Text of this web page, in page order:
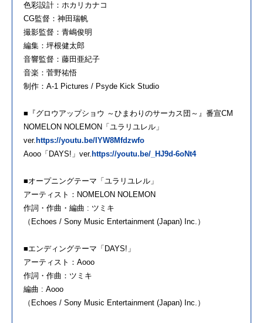
色彩設計：ホカリカナコ
CG監督：神田瑞帆
撮影監督：青嶋俊明
編集：坪根健太郎
音響監督：藤田亜紀子
音楽：菅野祐悟
制作：A-1 Pictures / Psyde Kick Studio
■『グロウアップショウ ～ひまわりのサーカス団～』番宣CM
NOMELON NOLEMON「ユラリユレル」
ver. https://youtu.be/IYW8Mfdzwfo
Aooo「DAYS!」ver. https://youtu.be/_HJ9d-6oNt4
■オープニングテーマ「ユラリユレル」
アーティスト：NOMELON NOLEMON
作詞・作曲・編曲 : ツミキ
（Echoes / Sony Music Entertainment (Japan) Inc.）
■エンディングテーマ「DAYS!」
アーティスト：Aooo
作詞・作曲：ツミキ
編曲 : Aooo
（Echoes / Sony Music Entertainment (Japan) Inc.）